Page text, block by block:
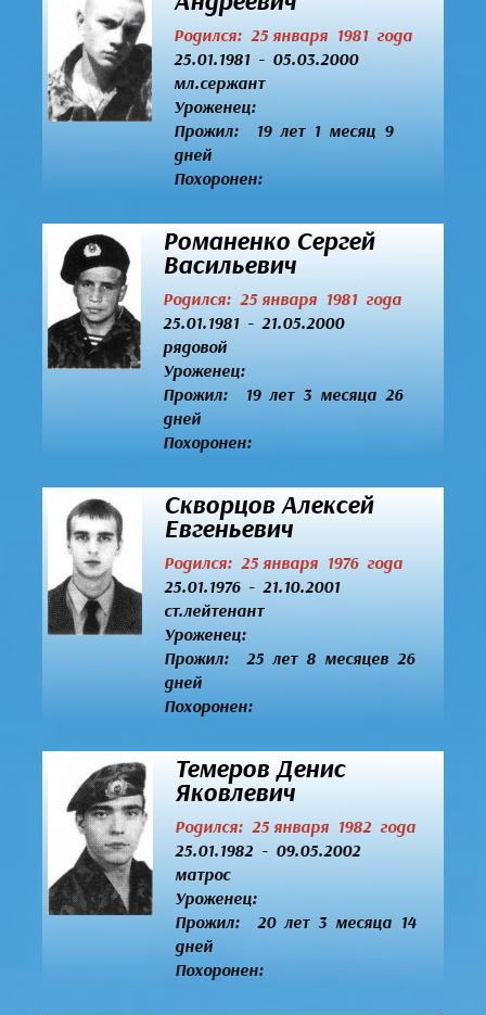
Родился: 25 января 1981 года
25.01.1981 - 05.03.2000
мл.сержант
Уроженец:
Прожил: 19 лет 1 месяц 9
дней
Похоронен:
Романенко Сергей
Васильевич
Родился: 25 января 1981 года
25.01.1981 - 21.05.2000
рядовой
Уроженец:
Прожил: 19 лет 3 месяца 26
дней
Похоронен:
Скворцов Алексей
Евгеньевич
Родился: 25 января 1976 года
25.01.1976 - 21.10.2001
ст.лейтенант
Уроженец:
Прожил: 25 лет 8 месяцев 26
дней
Похоронен:
Темеров Денис
Яковлевич
Родился: 25 января 1982 года
25.01.1982 - 09.05.2002
матрос
Уроженец:
Прожил: 20 лет 3 месяца 14
дней
Похоронен: